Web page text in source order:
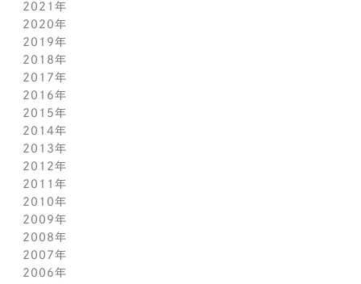
3月(1)
2月(1)
1月(1)
9月(1)
8月(1)
7月(1)
6月(1)
5月(1)
4月(1)
3月(1)
2月(1)
1月(2)
9月(1)
8月(1)
7月(1)
6月(1)
5月(1)
4月(1)
3月(1)
2月(1)
1月(2)
10月(1)
9月(1)
8月(1)
7月(1)
6月(1)
5月(1)
4月(1)
3月(1)
2月(1)
1月(2)
11月(1)
10月(1)
9月(1)
8月(1)
7月(1)
6月(1)
5月(1)
4月(1)
3月(2)
1月(2)
2021年
11月(1)
10月(1)
9月(1)
8月(1)
7月(1)
6月(1)
5月(1)
4月(1)
3月(1)
2月(1)
1月(2)
2020年
11月(2)
9月(2)
7月(1)
6月(2)
5月(2)
4月(3)
3月(2)
2月(1)
2019年
12月(2)
10月(1)
9月(2)
7月(1)
6月(2)
4月(1)
3月(1)
2月(1)
1月(1)
2018年
12月(1)
11月(1)
10月(1)
9月(2)
8月(1)
7月(1)
5月(1)
4月(1)
3月(1)
2月(1)
1月(1)
2017年
12月(1)
11月(1)
10月(1)
9月(1)
8月(1)
7月(1)
6月(1)
5月(1)
4月(1)
3月(1)
2月(1)
2016年
12月(1)
11月(1)
10月(1)
9月(1)
8月(1)
7月(1)
6月(1)
5月(1)
4月(1)
3月(1)
2015年
12月(1)
11月(1)
10月(1)
9月(1)
8月(1)
7月(1)
6月(1)
5月(1)
4月(1)
2014年
12月(1)
11月(1)
10月(1)
9月(1)
8月(1)
7月(1)
6月(1)
5月(1)
2013年
12月(1)
11月(1)
10月(1)
9月(1)
8月(1)
7月(1)
6月(1)
2012年
12月(1)
11月(1)
10月(1)
9月(1)
8月(1)
7月(1)
2011年
12月(1)
11月(1)
10月(1)
9月(1)
8月(1)
2010年
12月(1)
11月(1)
10月(1)
9月(1)
2009年
12月(1)
11月(1)
10月(1)
2008年
12月(1)
11月(1)
2007年
12月(1)
2006年